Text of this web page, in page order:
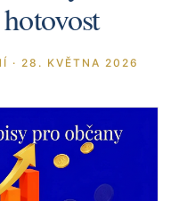
· 28. KVĚTNA 2026